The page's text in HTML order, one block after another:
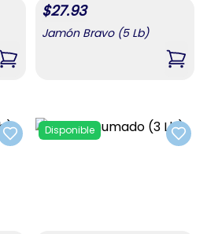
,Jamón Bravo (3 Lb)
$27.93
Jamón Bravo (5 Lb)
,
Add to favorites Add
Disponible